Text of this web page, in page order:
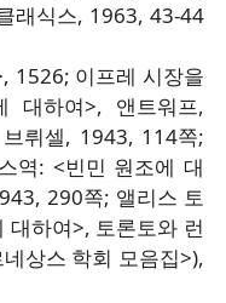
래식스, 1963, 43-44
1526; 이프레 시장을
대하여>, 앤트워프,
뤼셀, 1943, 114쪽;
역: <빈민 원조에 대
290쪽; 앨리스 토
대하여>, 토론토와 런
상스 학회 모음집>),